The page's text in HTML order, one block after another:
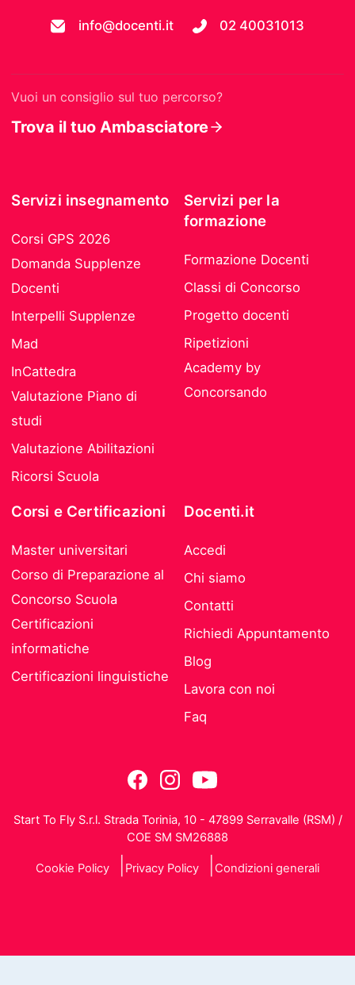
info@docenti.it 02 40031013
Vuoi un consiglio sul tuo percorso?
Trova il tuo Ambasciatore
Servizi insegnamento
Corsi GPS 2026
Domanda Supplenze
Docenti
Interpelli Supplenze
Mad
InCattedra
Valutazione Piano di
studi
Valutazione Abilitazioni
Ricorsi Scuola
Servizi per la
formazione
Formazione Docenti
Classi di Concorso
Progetto docenti
Ripetizioni
Academy by
Concorsando
Corsi e Certificazioni
Master universitari
Corso di Preparazione al
Concorso Scuola
Certificazioni
informatiche
Certificazioni linguistiche
Docenti.it
Accedi
Chi siamo
Contatti
Richiedi Appuntamento
Blog
Lavora con noi
Faq
Start To Fly S.r.l. Strada Torinia, 10 - 47899 Serravalle (RSM) /
COE SM SM26888
Cookie Policy Privacy Policy Condizioni generali